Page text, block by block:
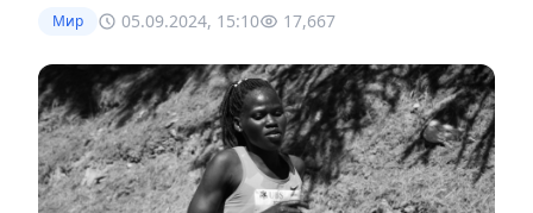
Мир 05.09.2024, 15:10 17,667